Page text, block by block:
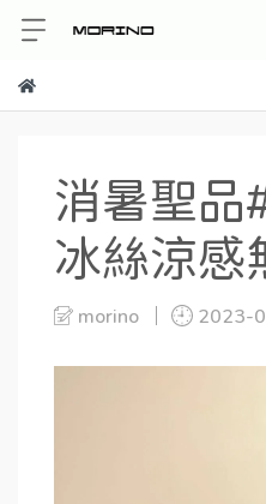
消暑聖品
冰絲涼感
morino 2023-